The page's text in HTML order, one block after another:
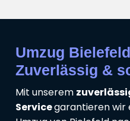
Umzug
Zuverlässig &
Mit unserem
Servicegarantieren wir